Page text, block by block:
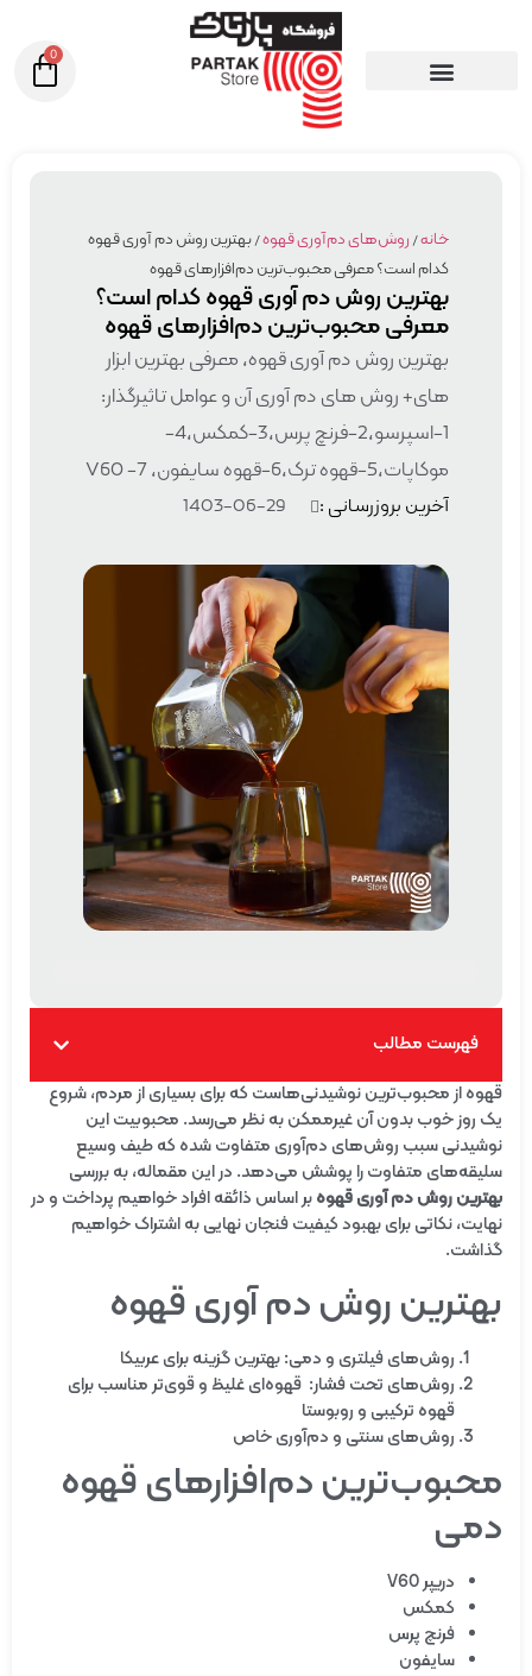
0
خانه/روش‌های دم‌آوری قهوه/ بهترین روش دم آوری قهوه
کدام است؟ معرفی محبوب‌ترین دم‌افزارهای قهوه
بهترین روش دم آوری قهوه کدام است؟
معرفی محبوب‌ترین دم‌افزارهای قهوه
بهترین روش دم آوری قهوه، معرفی بهترین ابزار
های+ روش های دم آوری آن و عوامل تاثیر‌گذار:
1-اسپرسو،2-فرنچ پرس،3-کمکس،4-
موکاپات،5-قهوه ترک،6-قهوه سایفون، 7- V60
آخرین بروزرسانی : 1403-06-29
فهرست مطالب
قهوه از محبوب‌ترین نوشیدنی‌هاست که برای بسیاری از مردم، شروع
یک روز خوب بدون آن غیرممکن به نظر می‌رسد. محبوبیت این
نوشیدنی سبب روش‌های دم‌آوری متفاوت شده که طیف وسیع
سلیقه‌های متفاوت را پوشش می‌دهد. در این مقماله، به بررسی
بهترین روش دم آوری قهوهبر اساس ذائقه افراد خواهیم پرداخت و در
نهایت، نکاتی برای بهبود کیفیت فنجان نهایی به اشتراک خواهیم
گذاشت.
بهترین روش دم آوری قهوه
روش‌های فیلتری و دمی: بهترین گزینه برای عربیکا
روش‌های تحت فشار: قهوه‌ای غلیظ و قوی‌تر مناسب برای
قهوه ترکیبی و روبوستا
روش‌های سنتی و دم‌آوری خاص
محبوب‌ترین دم‌افزارهای قهوه
دمی
دریپر V60
کمکس
فرنچ پرس
سایفون